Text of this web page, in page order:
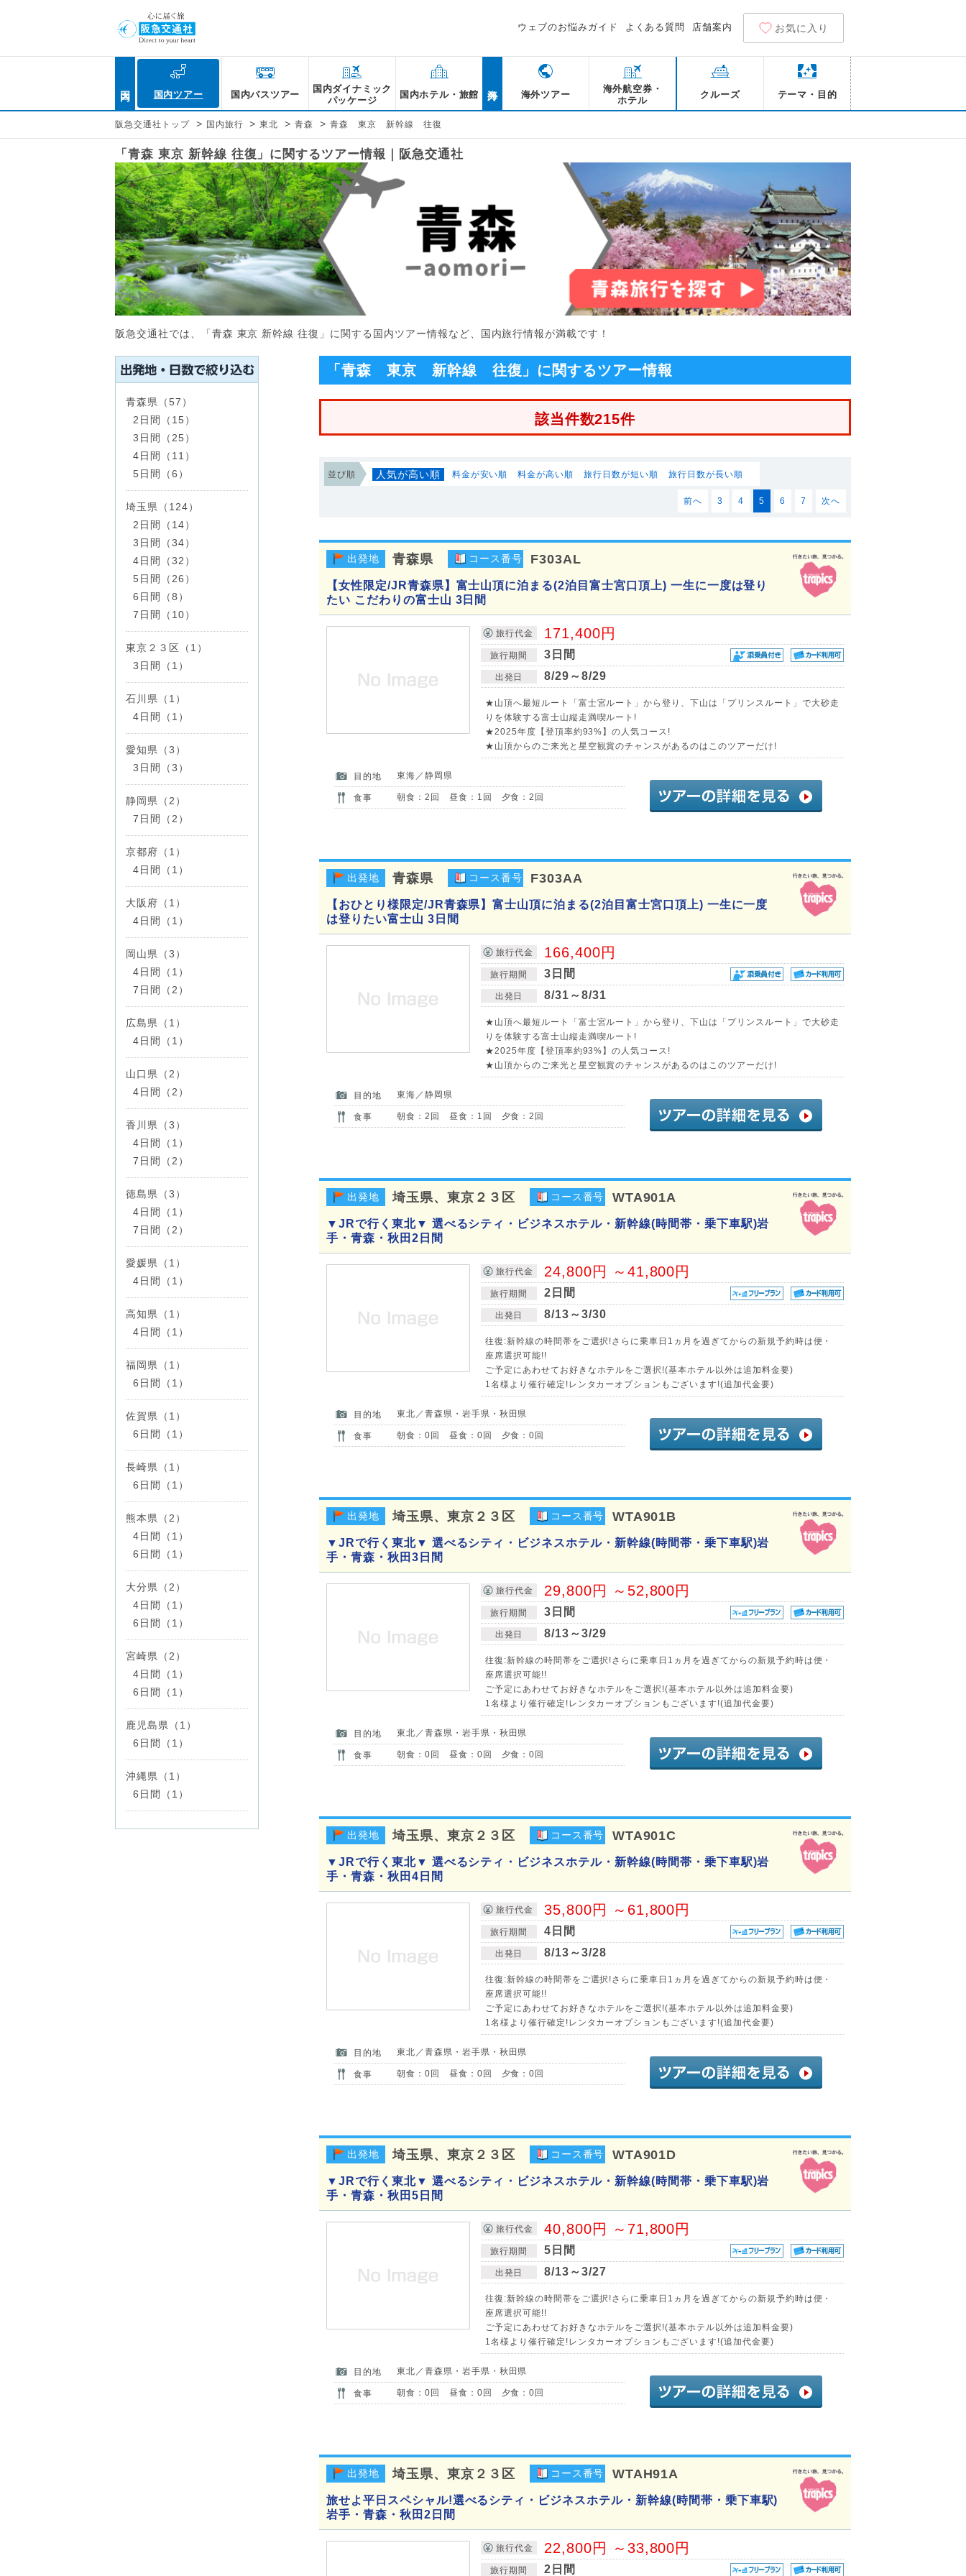
ウェブのお悩みガイド よくある質問 店舗案内 お気に入り
国内ツアー 国内バスツアー
国内ダイナミック
パッケージ
国内ホテル・旅館 海外ツアー
海外航空券・
ホテル
クルーズ テーマ・目的
阪急交通社トップ > 国内旅行 > 東北 > 青森 > 青森 東京 新幹線 往復
「青森 東京 新幹線 往復」に関するツアー情報｜阪急交通社
阪急交通社では、「青森 東京 新幹線 往復」に関する国内ツアー情報など、国内旅行情報が満載です！
「青森 東京 新幹線 往復」に関するツアー情報
該当件数215件
並び順 人気が高い順 料金が安い順 料金が高い順 旅行日数が短い順 旅行日数が長い順
前へ 3 4 5 6 7 次へ
出発地 青森県 コース番号 F303AL
【女性限定/JR青森県】富士山頂に泊まる(2泊目富士宮口頂上) 一生に一度は登り
たい こだわりの富士山 3日間
旅行代金 171,400円
旅行期間 3日間
出発日 8/29～8/29
★山頂へ最短ルート「富士宮ルート」から登り、下山は「プリンスルート」で大砂走
りを体験する富士山縦走満喫ルート!
★2025年度【登頂率約93%】の人気コース!
★山頂からのご来光と星空観賞のチャンスがあるのはこのツアーだけ!
目的地 東海／静岡県
食事 朝食：2回 昼食：1回 夕食：2回
出発地 青森県 コース番号 F303AA
【おひとり様限定/JR青森県】富士山頂に泊まる(2泊目富士宮口頂上) 一生に一度
は登りたい富士山 3日間
旅行代金 166,400円
旅行期間 3日間
出発日 8/31～8/31
★山頂へ最短ルート「富士宮ルート」から登り、下山は「プリンスルート」で大砂走
りを体験する富士山縦走満喫ルート!
★2025年度【登頂率約93%】の人気コース!
★山頂からのご来光と星空観賞のチャンスがあるのはこのツアーだけ!
目的地 東海／静岡県
食事 朝食：2回 昼食：1回 夕食：2回
出発地 埼玉県、東京２３区 コース番号 WTA901A
▼JRで行く東北▼ 選べるシティ・ビジネスホテル・新幹線(時間帯・乗下車駅)岩
手・青森・秋田2日間
旅行代金 24,800円 ～41,800円
旅行期間 2日間
出発日 8/13～3/30
往復:新幹線の時間帯をご選択!さらに乗車日1ヵ月を過ぎてからの新規予約時は便・
座席選択可能!!
ご予定にあわせてお好きなホテルをご選択!(基本ホテル以外は追加料金要)
1名様より催行確定!レンタカーオプションもございます!(追加代金要)
目的地 東北／青森県・岩手県・秋田県
食事 朝食：0回 昼食：0回 夕食：0回
出発地 埼玉県、東京２３区 コース番号 WTA901B
▼JRで行く東北▼ 選べるシティ・ビジネスホテル・新幹線(時間帯・乗下車駅)岩
手・青森・秋田3日間
旅行代金 29,800円 ～52,800円
旅行期間 3日間
出発日 8/13～3/29
往復:新幹線の時間帯をご選択!さらに乗車日1ヵ月を過ぎてからの新規予約時は便・
座席選択可能!!
ご予定にあわせてお好きなホテルをご選択!(基本ホテル以外は追加料金要)
1名様より催行確定!レンタカーオプションもございます!(追加代金要)
目的地 東北／青森県・岩手県・秋田県
食事 朝食：0回 昼食：0回 夕食：0回
出発地 埼玉県、東京２３区 コース番号 WTA901C
▼JRで行く東北▼ 選べるシティ・ビジネスホテル・新幹線(時間帯・乗下車駅)岩
手・青森・秋田4日間
旅行代金 35,800円 ～61,800円
旅行期間 4日間
出発日 8/13～3/28
往復:新幹線の時間帯をご選択!さらに乗車日1ヵ月を過ぎてからの新規予約時は便・
座席選択可能!!
ご予定にあわせてお好きなホテルをご選択!(基本ホテル以外は追加料金要)
1名様より催行確定!レンタカーオプションもございます!(追加代金要)
目的地 東北／青森県・岩手県・秋田県
食事 朝食：0回 昼食：0回 夕食：0回
出発地 埼玉県、東京２３区 コース番号 WTA901D
▼JRで行く東北▼ 選べるシティ・ビジネスホテル・新幹線(時間帯・乗下車駅)岩
手・青森・秋田5日間
旅行代金 40,800円 ～71,800円
旅行期間 5日間
出発日 8/13～3/27
往復:新幹線の時間帯をご選択!さらに乗車日1ヵ月を過ぎてからの新規予約時は便・
座席選択可能!!
ご予定にあわせてお好きなホテルをご選択!(基本ホテル以外は追加料金要)
1名様より催行確定!レンタカーオプションもございます!(追加代金要)
目的地 東北／青森県・岩手県・秋田県
食事 朝食：0回 昼食：0回 夕食：0回
出発地 埼玉県、東京２３区 コース番号 WTAH91A
旅せよ平日スペシャル!選べるシティ・ビジネスホテル・新幹線(時間帯・乗下車駅)
岩手・青森・秋田2日間
旅行代金 22,800円 ～33,800円
旅行期間 2日間
青森県（57）
2日間（15）
3日間（25）
4日間（11）
5日間（6）
埼玉県（124）
2日間（14）
3日間（34）
4日間（32）
5日間（26）
6日間（8）
7日間（10）
東京２３区（1）
3日間（1）
石川県（1）
4日間（1）
愛知県（3）
3日間（3）
静岡県（2）
7日間（2）
京都府（1）
4日間（1）
大阪府（1）
4日間（1）
岡山県（3）
4日間（1）
7日間（2）
広島県（1）
4日間（1）
山口県（2）
4日間（2）
香川県（3）
4日間（1）
7日間（2）
徳島県（3）
4日間（1）
7日間（2）
愛媛県（1）
4日間（1）
高知県（1）
4日間（1）
福岡県（1）
6日間（1）
佐賀県（1）
6日間（1）
長崎県（1）
6日間（1）
熊本県（2）
4日間（1）
6日間（1）
大分県（2）
4日間（1）
6日間（1）
宮崎県（2）
4日間（1）
6日間（1）
鹿児島県（1）
6日間（1）
沖縄県（1）
6日間（1）